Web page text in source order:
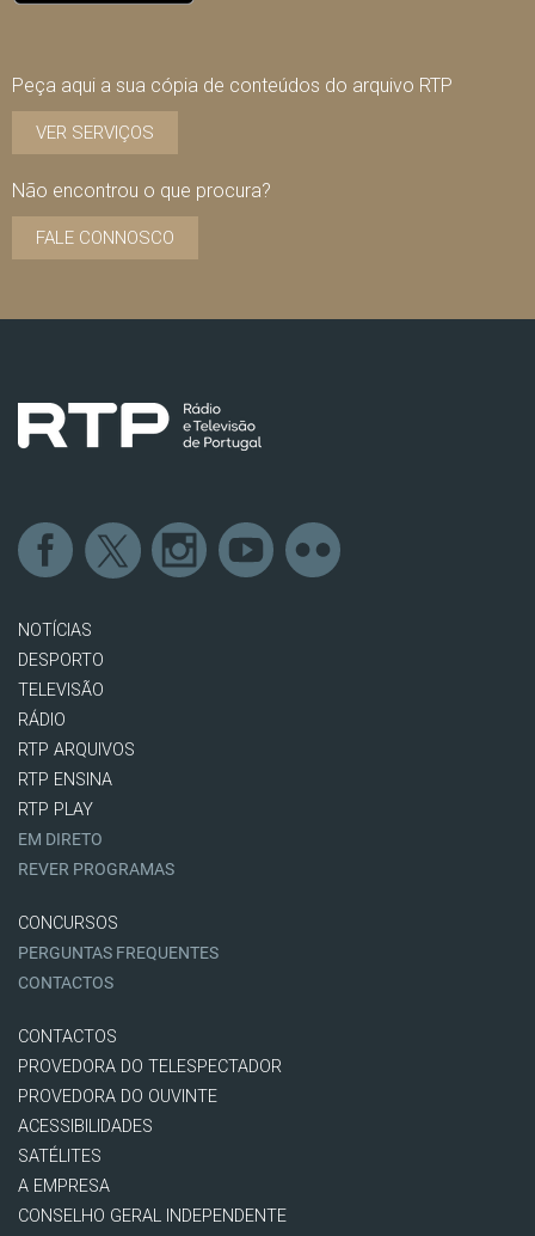
Peça aqui a sua cópia de conteúdos do arquivo RTP
VER SERVIÇOS
Não encontrou o que procura?
FALE CONNOSCO
NOTÍCIAS
DESPORTO
TELEVISÃO
RÁDIO
RTP ARQUIVOS
RTP ENSINA
RTP PLAY
EM DIRETO
REVER PROGRAMAS
CONCURSOS
PERGUNTAS FREQUENTES
CONTACTOS
CONTACTOS
PROVEDORA DO TELESPECTADOR
PROVEDORA DO OUVINTE
ACESSIBILIDADES
SATÉLITES
A EMPRESA
CONSELHO GERAL INDEPENDENTE